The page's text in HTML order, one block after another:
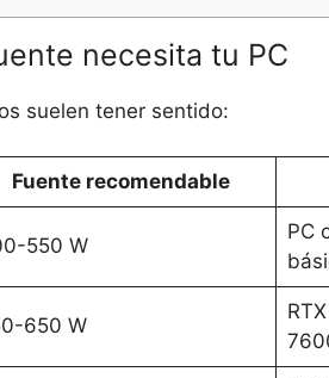
necesita tu PC
suelen tener sentido:
Fuente recomendable
550 W
PC
650 W